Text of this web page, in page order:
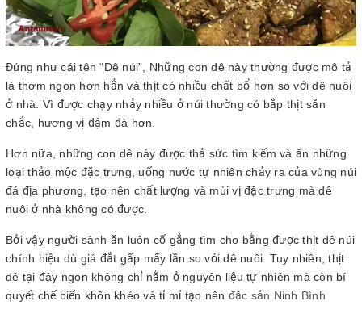
Đúng như cái tên “Dê núi”, Những con dê này thường được mô tả
là thơm ngon hơn hẳn và thịt có nhiều chất bổ hơn so với dê nuôi
ở nhà. Vì được chạy nhảy nhiều ở núi thường có bắp thịt săn
chắc, hương vị đậm đà hơn.
Hơn nữa, những con dê này được thả sức tìm kiếm và ăn những
loại thảo mộc đặc trưng, uống nước tự nhiên chảy ra của vùng núi
đá địa phương, tạo nên chất lượng và mùi vị đặc trưng mà dê
nuôi ở nhà không có được.
Bởi vậy người sành ăn luôn cố gắng tìm cho bằng được thịt dê núi
chính hiệu dù giá đắt gấp mấy lần so với dê nuôi. Tuy nhiên, thịt
dê tại đây ngon không chỉ nằm ở nguyên liệu tự nhiên mà còn bí
quyết chế biến khôn khéo và tỉ mỉ tạo nên đặc sản Ninh Bình